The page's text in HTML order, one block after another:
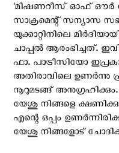
'മിഷണറീസ് ഓഫ് ഔര്‍
സാക്രമെന്റ് സന്യാസ
യുക്കാറ്റിനിലെ
ചാപ്പല്‍ ആരംഭിച്ചത്.
ഫാ. പാട്രീസിയോ
അതിരാവിലെ ഉണർന്നു
നൂറുമടങ്ങ് അനുഗ്രഹിക്കും.
യേശു നിങ്ങളെ
എന്റെ ഒപ്പം
യേശു നിങ്ങളോട്